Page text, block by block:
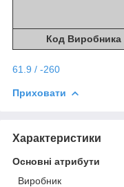
Код Виробника
61.9 / -260
Приховати
Характеристики
Основні атрибути
Виробник